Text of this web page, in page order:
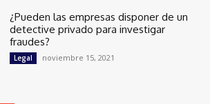
¿Pueden las empresas disponer de un
detective privado para investigar
fraudes?
Legal noviembre 15, 2021